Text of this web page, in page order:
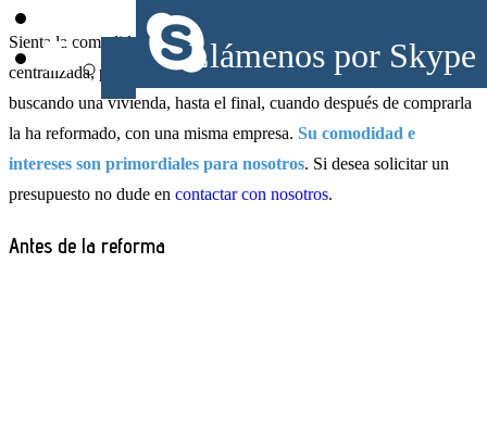
Llámenos por Skype
Sienta la comodidad de realizar todos los trámites de forma
centralizada, pudiendo tratar desde el principio cuando está
buscando una vivienda, hasta el final, cuando después de comprarla
la ha reformado, con una misma empresa. Su comodidad e
intereses son primordiales para nosotros. Si desea solicitar un
presupuesto no dude en contactar con nosotros.
Antes de la reforma